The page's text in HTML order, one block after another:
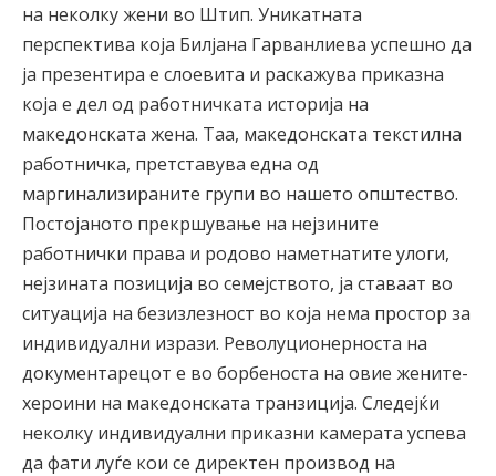
на неколку жени во Штип. Уникатната
перспектива која Билјана Гарванлиева успешно да
ја презентира е слоевита и раскажува приказна
која е дел од работничката историја на
македонската жена. Таа, македонската текстилна
работничка, претставува една од
маргинализираните групи во нашето општество.
Постојаното прекршување на нејзините
работнички права и родово наметнатите улоги,
нејзината позиција во семејството, ја ставаат во
ситуација на безизлезност во која нема простор за
индивидуални изрази. Револуционерноста на
документарецот е во борбеноста на овие жените-
хероини на македонската транзиција. Следејќи
неколку индивидуални приказни камерата успева
да фати луѓе кои се директен производ на